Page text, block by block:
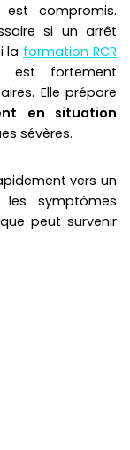
compromis.
si un arrêt
la formation RCR
est fortement
Elle prépare
en situation
sévères.
vers un
les symptômes
peut survenir